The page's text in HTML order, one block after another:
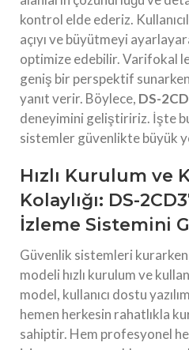
kontrol elde ederiz.
açıyı ve büyütmeyi
optimize edebilir. Varifokal
geniş bir perspektif
yanıt verir. Böylece, DS-
deneyimini geliştiririz. İşte
sistemler güvenlikte büyük
Hızlı Kurulum ve
Kolaylığı: DS-
İzleme Sistemini
Güvenlik sistemleri
modeli hızlı kurulum ve
model, kullanıcı dostu
hemen herkesin rahatlıkla
sahiptir. Hem profesyonel